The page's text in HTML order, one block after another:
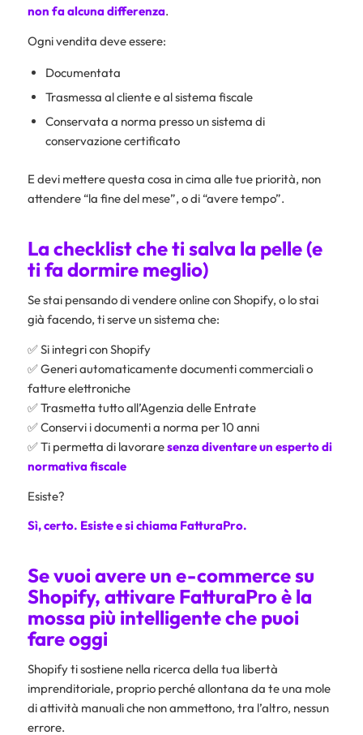
non fa alcuna differenza.
Ogni vendita deve essere:
Documentata
Trasmessa al cliente e al sistema fiscale
Conservata a norma presso un sistema di
conservazione certificato
E devi mettere questa cosa in cima alle tue priorità, non
attendere “la fine del mese”, o di “avere tempo”.
La checklist che ti salva la pelle (e
ti fa dormire meglio)
Se stai pensando di vendere online con Shopify, o lo stai
già facendo, ti serve un sistema che:
✅ Si integri con Shopify
✅ Generi automaticamente documenti commerciali o
fatture elettroniche
✅ Trasmetta tutto all’Agenzia delle Entrate
✅ Conservi i documenti a norma per 10 anni
✅ Ti permetta di lavoraresenza diventare un esperto di
normativa fiscale
Esiste?
Sì, certo. Esiste e si chiama FatturaPro.
Se vuoi avere un e-commerce su
Shopify, attivare FatturaPro è la
mossa più intelligente che puoi
fare oggi
Shopify ti sostiene nella ricerca della tua libertà
imprenditoriale, proprio perché allontana da te una mole
di attività manuali che non ammettono, tra l’altro, nessun
errore.